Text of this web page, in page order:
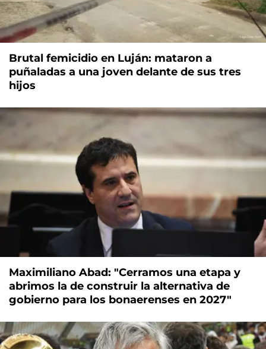
Brutal femicidio en Luján: mataron a
puñaladas a una joven delante de sus tres
hijos
Maximiliano Abad: "Cerramos una etapa y
abrimos la de construir la alternativa de
gobierno para los bonaerenses en 2027"